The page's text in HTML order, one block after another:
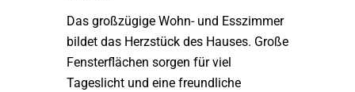
Das großzügige Wohn- und Esszimmer
bildet das Herzstück des Hauses. Große
Fensterflächen sorgen für viel
Tageslicht und eine freundliche